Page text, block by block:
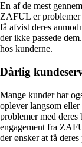
En af de mest
ZAFUL er problemer
få afvist deres
der ikke passede
hos kunderne.
Dårlig
Mange kunder har
oplever langsom eller
problemer med
engagement fra
der ønsker at få